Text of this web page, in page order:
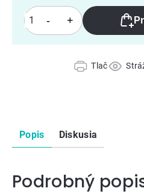
Tlač
Popis Diskusia
Podrobný